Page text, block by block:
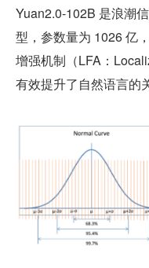
Yuan2.0-102B 是浪潮
型，参数量为 1026 亿
增强机制（LFA：
有效提升了自然语言的